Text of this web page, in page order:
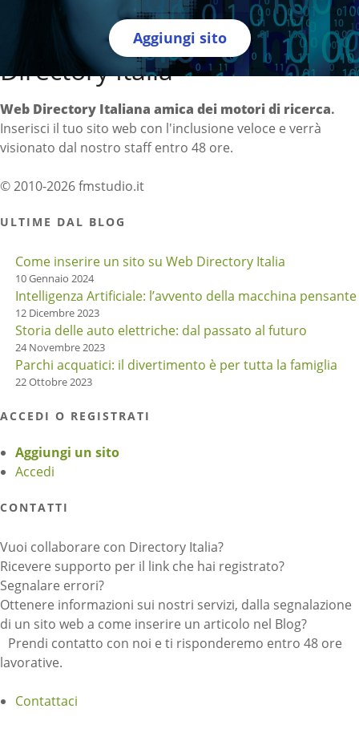
Aggiungi sito
Directory Italia
Web Directory Italiana amica dei motori di ricerca.
Inserisci il tuo sito web con l'inclusione veloce e verrà
visionato dal nostro staff entro 48 ore.
© 2010-2026 fmstudio.it
ULTIME DAL BLOG
Come inserire un sito su Web Directory Italia
10 Gennaio 2024
Intelligenza Artificiale: l’avvento della macchina pensante
12 Dicembre 2023
Storia delle auto elettriche: dal passato al futuro
24 Novembre 2023
Parchi acquatici: il divertimento è per tutta la famiglia
22 Ottobre 2023
ACCEDI O REGISTRATI
Aggiungi un sito
Accedi
CONTATTI
Vuoi collaborare con Directory Italia?
Ricevere supporto per il link che hai registrato?
Segnalare errori?
Ottenere informazioni sui nostri servizi, dalla segnalazione
di un sito web a come inserire un articolo nel Blog?
Prendi contatto con noi e ti risponderemo entro 48 ore
lavorative.
Contattaci